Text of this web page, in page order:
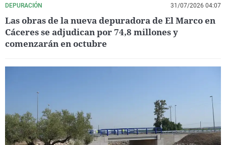
DEPURACIÓN 31/07/2026 04:07
Las obras de la nueva depuradora de El Marco en
Cáceres se adjudican por 74,8 millones y
comenzarán en octubre